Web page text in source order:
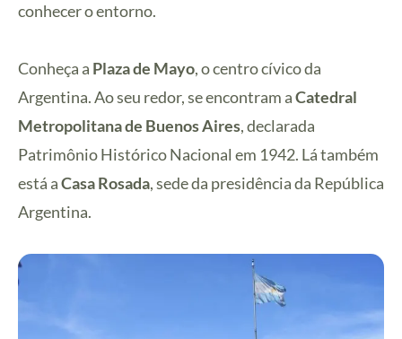
conhecer o entorno.
Conheça a Plaza de Mayo, o centro cívico da
Argentina. Ao seu redor, se encontram aCatedral
Metropolitana de Buenos Aires, declarada
Patrimônio Histórico Nacional em 1942. Lá também
está aCasa Rosada, sede da presidência da República
Argentina.